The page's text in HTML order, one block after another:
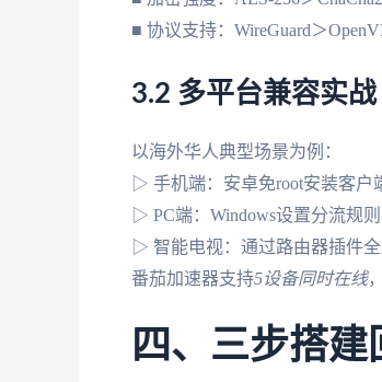
■ 协议支持：WireGuard＞
3.2 多平台兼容实战
以海外华人典型场景为例：
▷ 手机端：安卓免root安装客户
▷ PC端：Windows设置分流规
▷ 智能电视：通过路由器插件
番茄加速器支持5设备同时在线
四、三步搭建